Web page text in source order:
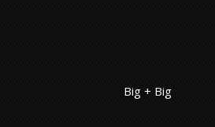
Big + Big